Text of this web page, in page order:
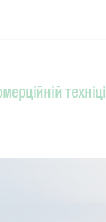
техніці